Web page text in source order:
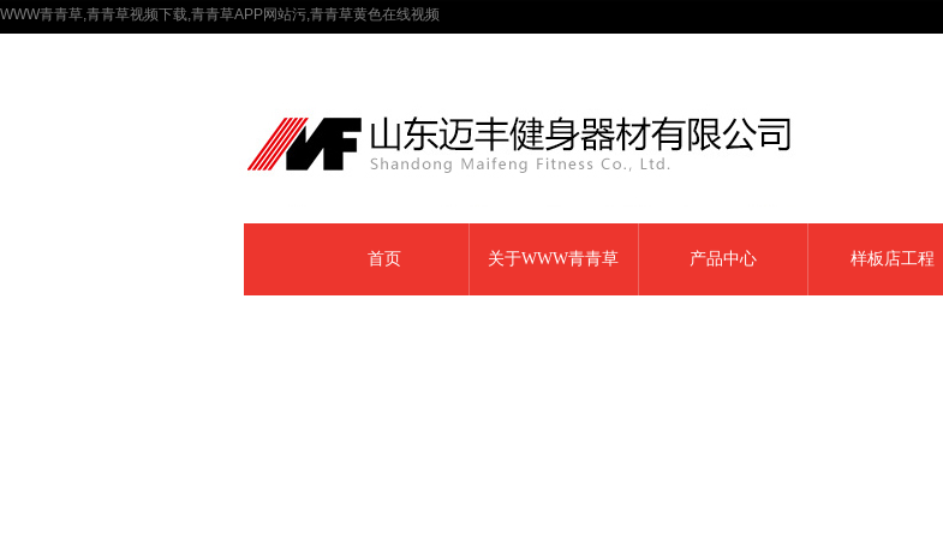
WWW青青草,青青草视频下载,青青草APP网站污,青青草黄色在线视频
首页 关于WWW青青草 产品中心 样板店工程